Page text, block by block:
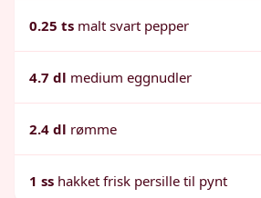
0.25 ts malt svart pepper
4.7 dl medium eggnudler
2.4 dl rømme
1 ss hakket frisk persille til pynt